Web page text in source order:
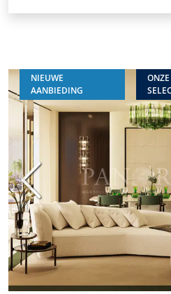
NIEUWE
AANBIEDING
ONZE
Vorige